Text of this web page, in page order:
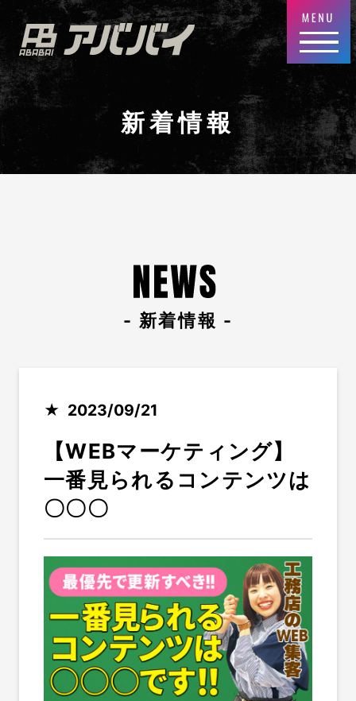
新着情報
- 新着情報 -
2023/09/21
【WEBマーケティング】
一番見られるコンテンツは
〇〇〇